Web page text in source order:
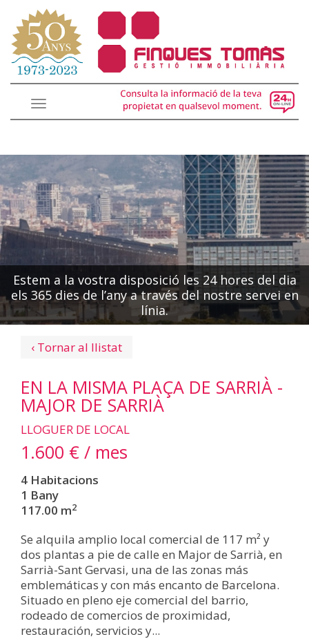
Toggle
navigation
Estem a la vostra disposició les 24 hores del dia
els 365 dies de l’any a través del nostre servei en
línia.
‹ Tornar al llistat
EN LA MISMA PLAÇA DE SARRIÀ -
MAJOR DE SARRIÀ
LLOGUER DE LOCAL
1.600 € / mes
4 Habitacions
1 Bany
117.00 m2
Se alquila amplio local comercial de 117 m² y
dos plantas a pie de calle en Major de Sarrià, en
Sarrià-Sant Gervasi, una de las zonas más
emblemáticas y con más encanto de Barcelona.
Situado en pleno eje comercial del barrio,
rodeado de comercios de proximidad,
restauración, servicios y...